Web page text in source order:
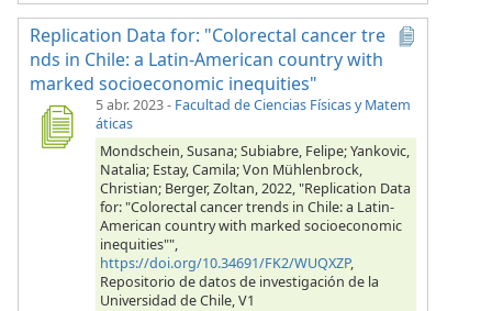
Replication Data for: "Colorectal cancer tre
nds in Chile: a Latin-American country with
marked socioeconomic inequities"
5 abr. 2023- Facultad de Ciencias Físicas y Matem
áticas
Mondschein, Susana; Subiabre, Felipe; Yankovic,
Natalia; Estay, Camila; Von Mühlenbrock,
Christian; Berger, Zoltan, 2022, "Replication Data
for: "Colorectal cancer trends in Chile: a Latin-
American country with marked socioeconomic
inequities"",
https://doi.org/10.34691/FK2/WUQXZP,
Repositorio de datos de investigación de la
Universidad de Chile, V1